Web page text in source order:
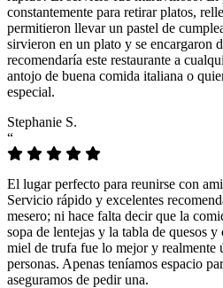
constantemente para retirar platos,
permitieron llevar un pastel de
sirvieron en un plato y se encargaron
recomendaría este restaurante a
antojo de buena comida italiana o
especial.
Stephanie S.
“
El lugar perfecto para reunirse con
Servicio rápido y excelentes
mesero; ni hace falta decir que la
sopa de lentejas y la tabla de quesos
miel de trufa fue lo mejor y realmente
personas. Apenas teníamos espacio
aseguramos de pedir una.